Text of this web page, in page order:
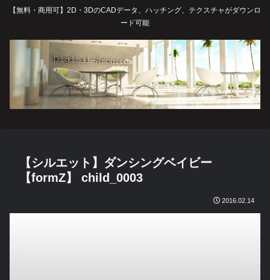
【無料・商用可】2D・3DのCADデータ、ハッチング、テクスチャがダウンロ
ード可能
【シルエット】ダンシングベイビー
【formZ】 child_0003
2016.02.14